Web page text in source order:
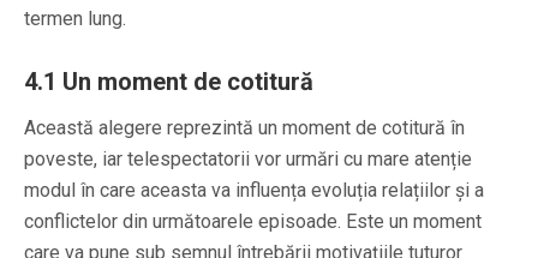
termen lung.
4.1 Un moment de cotitură
Această alegere reprezintă un moment de cotitură în
poveste, iar telespectatorii vor urmări cu mare atenție
modul în care aceasta va influența evoluția relațiilor și a
conflictelor din următoarele episoade. Este un moment
care va pune sub semnul întrebării motivațiile tuturor